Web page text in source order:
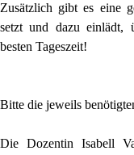
Zusätzlich gibt es eine
setzt und dazu einlädt,
besten Tageszeit!
Bitte die jeweils
Die Dozentin Isabell